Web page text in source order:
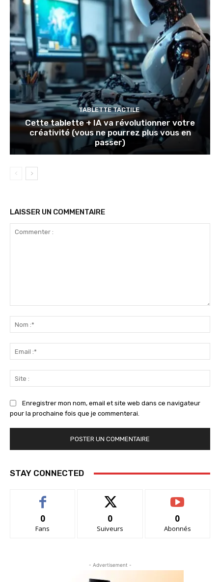
TABLETTE TACTILE
Cette tablette + IA va révolutionner votre
créativité (vous ne pourrez plus vous en
passer)
LAISSER UN COMMENTAIRE
:*
:*
:
Enregistrer mon nom, email et site web dans ce navigateur
pour la prochaine fois que je commenterai.
STAY CONNECTED
0
Fans
0
Suiveurs
0
Abonnés
- Advertisement -